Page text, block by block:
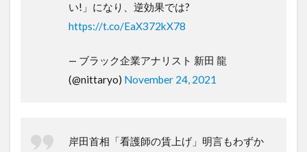
い!」になり、逆効果では?
https://t.co/EaX372kX78
— ブラック企業アナリスト 新田 龍
(@nittaryo) November 24, 2021
岸田首相「看護師の賃上げ」明言もわずか